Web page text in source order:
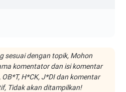
sesuai dengan topik, Mohon
komentator dan isi komentar
H*CK, J*DI dan komentar
Tidak akan ditampilkan!